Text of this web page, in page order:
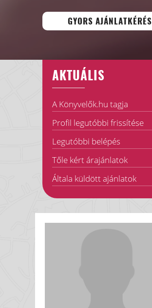
GYORS AJÁNLATKÉRÉS
AKTUÁLIS
A Könyvelők.hu tagja
Profil legutóbbi frissítése
Legutóbbi belépés
Tőle kért árajánlatok
Általa küldött ajánlatok